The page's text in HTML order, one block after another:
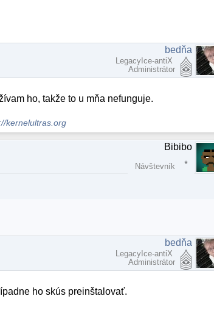
bedňa
LegacyIce-antiX
Administrátor
ho, takže to u mňa nefunguje.
kernelultras.org
Bibibo
Návštevník
bedňa
LegacyIce-antiX
Administrátor
ho skús preinštalovať.